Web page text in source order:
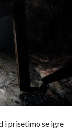
i prisetimo se igre